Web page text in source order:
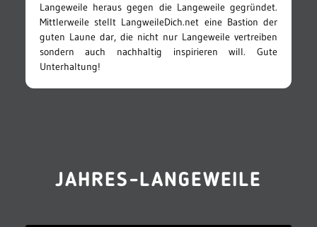
Langeweile heraus gegen die Langeweile gegründet.
Mittlerweile stellt LangweileDich.net eine Bastion der
guten Laune dar, die nicht nur Langeweile vertreiben
sondern auch nachhaltig inspirieren will. Gute
Unterhaltung!
JAHRES-LANGEWEILE